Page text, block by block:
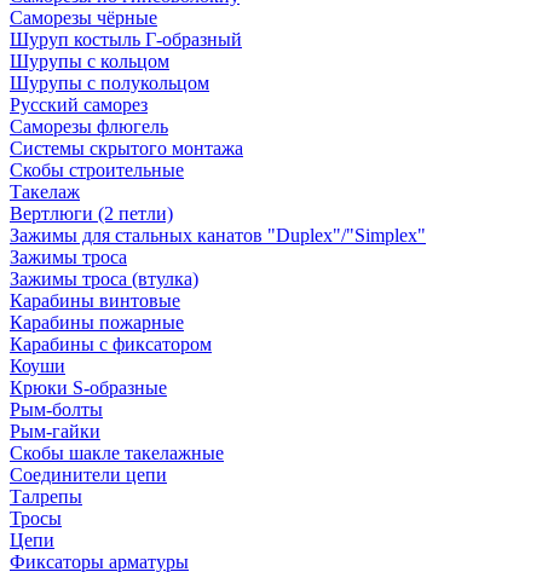
Саморезы чёрные
Шуруп костыль Г-образный
Шурупы с кольцом
Шурупы с полукольцом
Русский саморез
Саморезы флюгель
Системы скрытого монтажа
Скобы строительные
Такелаж
Вертлюги (2 петли)
Зажимы для стальных канатов "Duplex"/"Simplex"
Зажимы троса
Зажимы троса (втулка)
Карабины винтовые
Карабины пожарные
Карабины с фиксатором
Коуши
Крюки S-образные
Рым-болты
Рым-гайки
Скобы шакле такелажные
Соединители цепи
Талрепы
Тросы
Цепи
Фиксаторы арматуры